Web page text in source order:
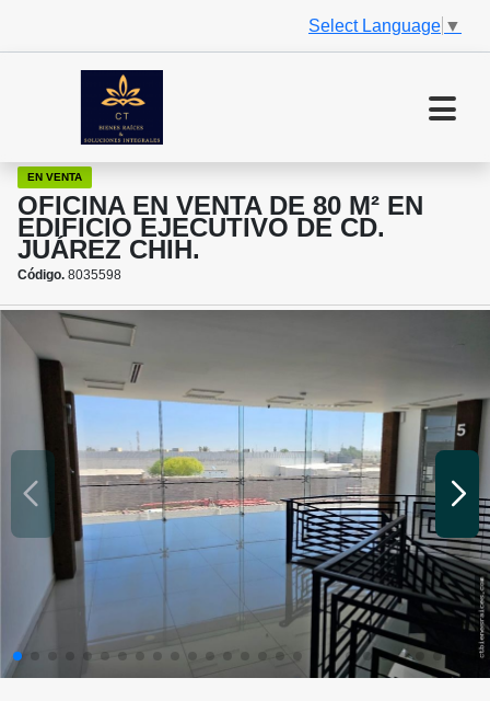
Select Language ▼
EN VENTA
OFICINA EN VENTA DE 80 M² EN
EDIFICIO EJECUTIVO DE CD.
JUÁREZ CHIH.
Código. 8035598